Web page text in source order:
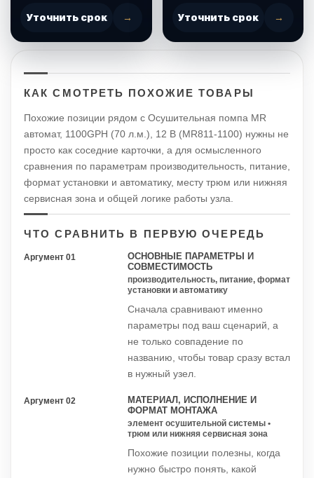
Уточнить срок → Уточнить срок →
КАК СМОТРЕТЬ ПОХОЖИЕ ТОВАРЫ
Похожие позиции рядом с Осушительная помпа MR
автомат, 1100GPH (70 л.м.), 12 В (MR811-1100) нужны не
просто как соседние карточки, а для осмысленного
сравнения по параметрам производительность, питание,
формат установки и автоматику, месту трюм или нижняя
сервисная зона и общей логике работы узла.
ЧТО СРАВНИТЬ В ПЕРВУЮ ОЧЕРЕДЬ
Аргумент 01
ОСНОВНЫЕ ПАРАМЕТРЫ И
СОВМЕСТИМОСТЬ
производительность, питание, формат
установки и автоматику
Сначала сравнивают именно
параметры под ваш сценарий, а
не только совпадение по
названию, чтобы товар сразу встал
в нужный узел.
Аргумент 02
МАТЕРИАЛ, ИСПОЛНЕНИЕ И
ФОРМАТ МОНТАЖА
элемент осушительной системы •
трюм или нижняя сервисная зона
Похожие позиции полезны, когда
нужно быстро понять, какой